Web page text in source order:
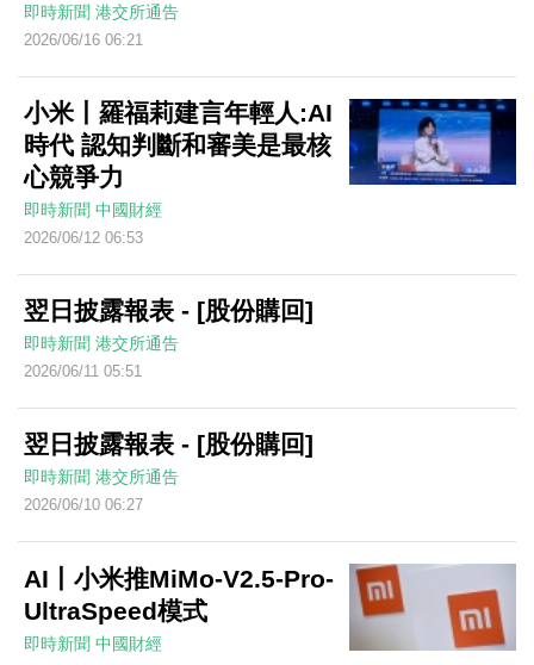
即時新聞 港交所通告
2026/06/16 06:21
小米丨羅福莉建言年輕人:AI
時代 認知判斷和審美是最核
心競爭力
即時新聞 中國財經
2026/06/12 06:53
翌日披露報表 - [股份購回]
即時新聞 港交所通告
2026/06/11 05:51
翌日披露報表 - [股份購回]
即時新聞 港交所通告
2026/06/10 06:27
AI丨小米推MiMo-V2.5-Pro-
UltraSpeed模式
即時新聞 中國財經